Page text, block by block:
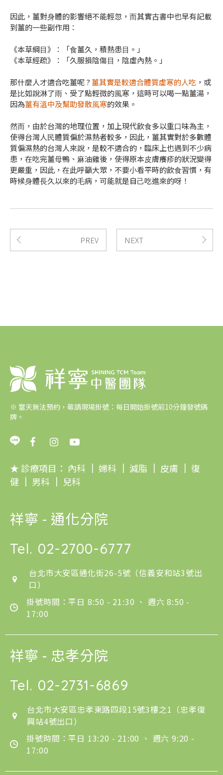
因此，薑對⾝體的影響絕不能輕忽，⽽其實古書中也早有記載
到薑的⼀些副作⽤：
《本草綱⽬》：「⾷薑久，積熱患⽬。」
《本草經疏》：「久服損陰傷⽬，陰虛內熱。」
那什麼⼈才適合吃薑呢 ?薑其實是較適合體質虛寒的⼈吃 ，或
是⽐如說淋了⾬、受了點輕微的⾵寒，這時可以喝⼀點薑湯，
因為薑有溫中及幫助發散⾵寒的效果。
然⽽，由於台灣的地理位置，加上現代飲⾷多以重⼝味為主，
使得台灣⼈⺠體質偏於濕熱者較多，因此，薑其實對於多數體
質偏濕熱的台灣⼈來說，是較不適合的，臨床上也遇到不少病
患，在吃完薑⺟鴨、⿇油雞後，使得原本⽪膚癢疹的狀況變得
更嚴重，因此，在此呼籲⼤眾，不要⼩看平時的飲⾷習慣，有
時候⾝體⻑久以來的⽑病，可能就是⾃⼰吃進來的呀！
PREV NEXT
※ 當天無法預約，敬請現場掛號：每日開始掛號前10分鐘發號碼
牌。
★ 診療項目： 內科 ｜ 婦科 ｜ 減脂 ｜ 皮膚 ｜ 復
健 ｜ 男科 ｜ 兒科
祥寧 - 通化分院
Tel. 02-2700-6777
台北市大安區通化街26-5號（信義安和站3號出
口）
掛號時間：平日 8:50 - 21:30 、 週六 8:50 -
17:00
祥寧 - 忠孝分院
Tel. 02-2731-6869
台北市大安區忠孝東路四段15號3樓之1（忠孝復
興站4號出口）
掛號時間：平日 13:20 - 21:00 、 週六 9:20 -
17:00